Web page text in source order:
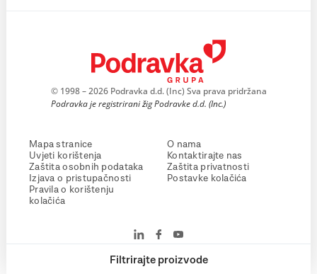
Filtrirajte proizvode
© 1998 – 2026 Podravka d.d. (Inc) Sva prava pridržana
Podravka je registrirani žig Podravke d.d. (Inc.)
Mapa stranice
Uvjeti korištenja
Zaštita osobnih podataka
Izjava o pristupačnosti
Pravila o korištenju
kolačića
O nama
Kontaktirajte nas
Zaštita privatnosti
Postavke kolačića